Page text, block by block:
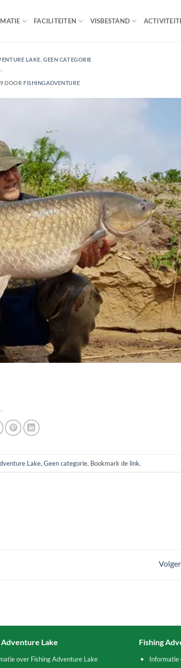
FACILITEITEN VISBESTAND
LAKE ,GEEN CATEGORIE
DOOR FISHINGADVENTURE
Lake, Geen categorie. Bookmark de link.
Adventure Lake
over Fishing Adventure Lake
Fishing
Informatie